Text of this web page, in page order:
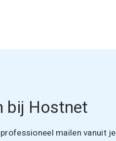
bij Hostnet
mailen vanuit je